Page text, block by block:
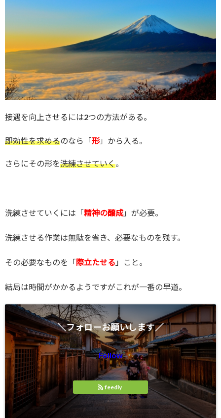
接遇を向上させるには2つの方法がある。
即効性を求めるのなら「形」から入る。
さらにその形を洗練させていく。
洗練させていくには「精神の醸成」が必要。
洗練させる作業は無駄を省き、必要なものを残す。
その必要なものを「際立たせる 」こと。
結局は時間がかかるようですがこれが一番の早道。
＼フォローお願いします／
Follow
feedly